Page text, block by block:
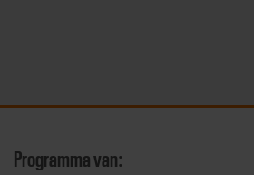
Programma van: